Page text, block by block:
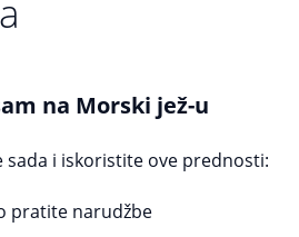
na Morski jež-u
sada i iskoristite ove prednosti:
pratite narudžbe